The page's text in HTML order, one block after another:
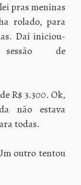
pras meninas
rolado, para
Daí iniciou-
de
R$ 3.300. Ok,
não estava
todas.
outro tentou